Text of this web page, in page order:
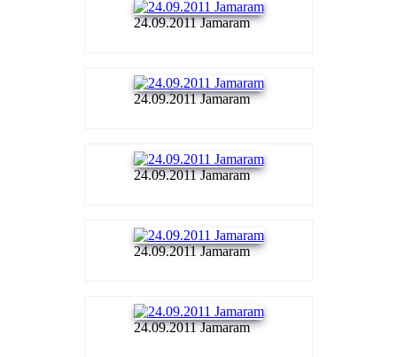
24.09.2011 Jamaram
24.09.2011 Jamaram
24.09.2011 Jamaram
24.09.2011 Jamaram
24.09.2011 Jamaram